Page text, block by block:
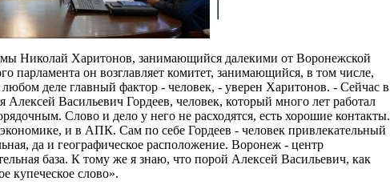
Николай Харитонов, занимающийся далекими от Воронежской
парламента он возглавляет комитет, занимающийся, в том числе,
деле главный фактор - человек, - уверен Харитонов. - Сейчас в
Алексей Васильевич Гордеев, человек, который много лет работал
Слово и дело у него не расходятся, есть хорошие контакты.
и в АПК. Сам по себе Гордеев - человек привлекательный
да и географическое расположение. Воронеж - центр
база. К тому же я знаю, что порой Алексей Васильевич, как
купеческое слово».